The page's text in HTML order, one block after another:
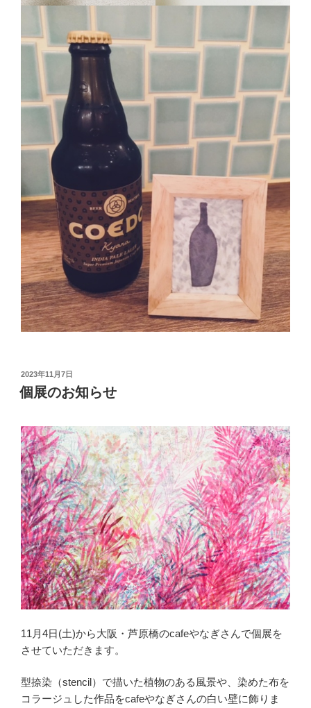
投
稿
日:
2023年11月7日
個展のお知らせ
11月4日(土)から大阪・芦原橋のcafeやなぎさんで個展を
させていただきます。
型捺染（stencil）で描いた植物のある風景や、染めた布を
コラージュした作品をcafeやなぎさんの白い壁に飾りま